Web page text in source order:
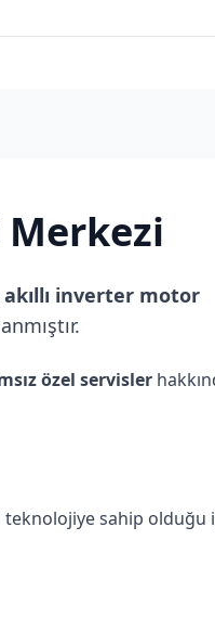
Merkezi
akıllı inverter motor
özel servisler
teknolojiye sahip olduğu